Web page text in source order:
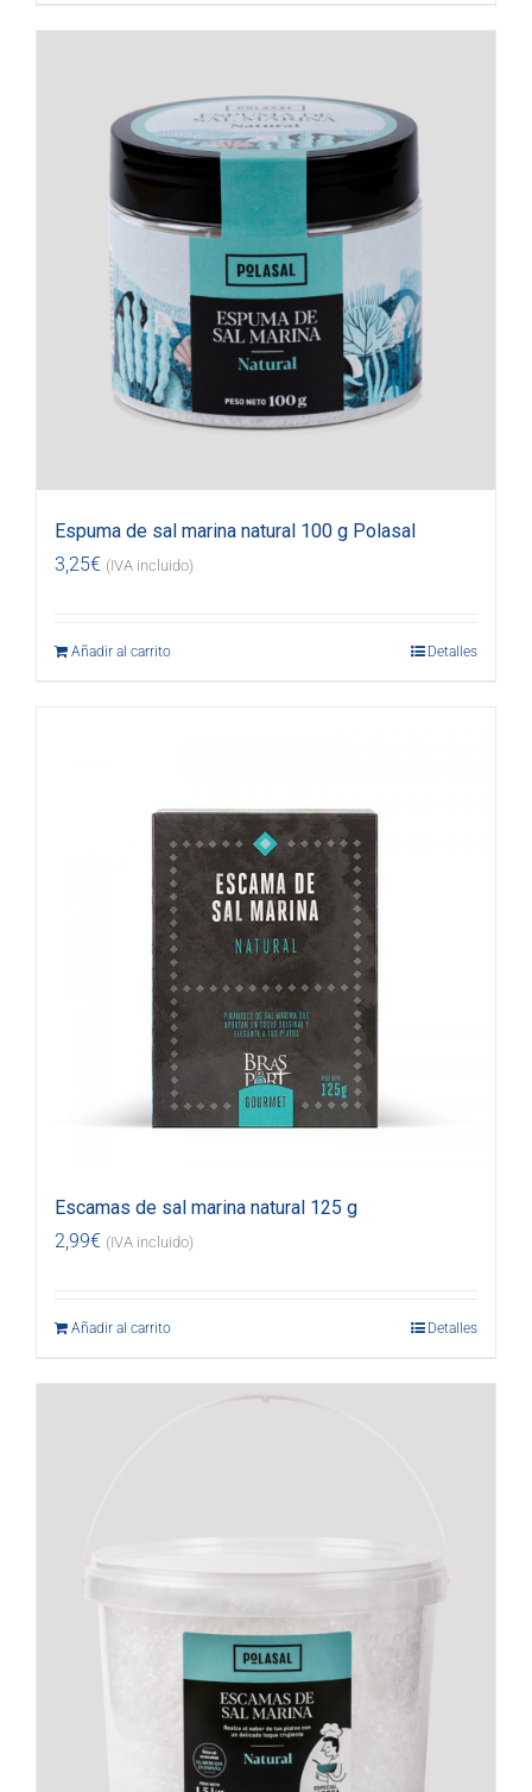
Espuma de sal marina natural 100 g Polasal
3,25€ (IVA incluido)
Añadir al carrito Detalles
Escamas de sal marina natural 125 g
2,99€ (IVA incluido)
Añadir al carrito Detalles